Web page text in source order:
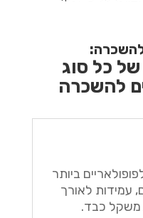
להשכרה:
כל סוג
להשכרה
ביותר
לאורך
משקל כבד.